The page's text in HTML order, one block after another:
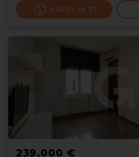
930 27 49 73
239.000 €